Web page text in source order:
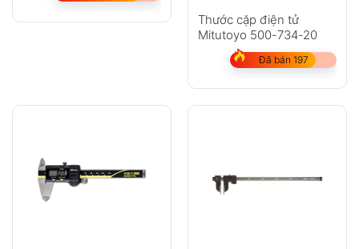
Thước cặp điện tử
Mitutoyo 500-734-20
Đã bán 197